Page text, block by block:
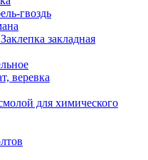
гвоздь
Заклепка закладная
веревка
для химического